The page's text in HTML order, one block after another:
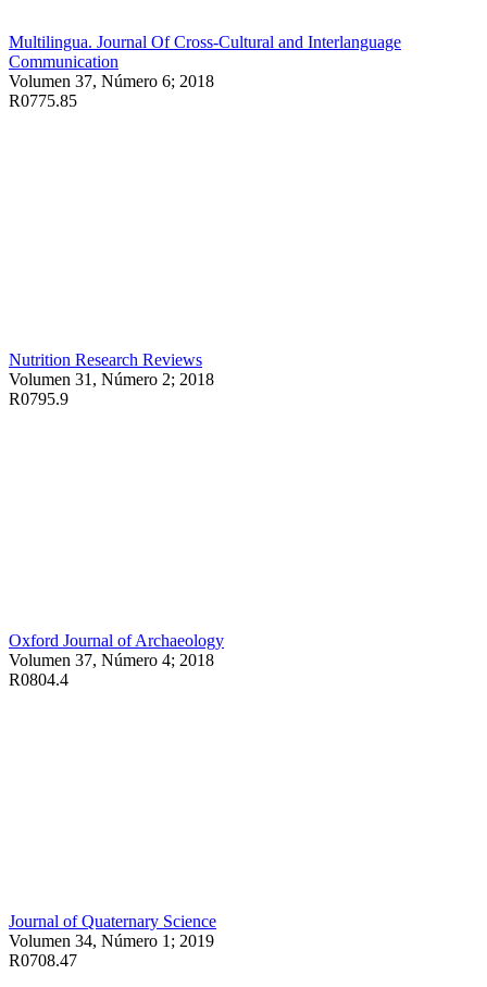
Multilingua. Journal Of Cross-Cultural and Interlanguage
Communication
Volumen 37, Número 6; 2018
R0775.85
Nutrition Research Reviews
Volumen 31, Número 2; 2018
R0795.9
Oxford Journal of Archaeology
Volumen 37, Número 4; 2018
R0804.4
Journal of Quaternary Science
Volumen 34, Número 1; 2019
R0708.47